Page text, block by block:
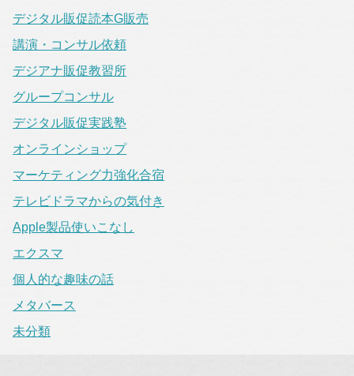
デジタル販促読本G販売
講演・コンサル依頼
デジアナ販促教習所
グループコンサル
デジタル販促実践塾
オンラインショップ
マーケティング力強化合宿
テレビドラマからの気付き
Apple製品使いこなし
エクスマ
個人的な趣味の話
メタバース
未分類